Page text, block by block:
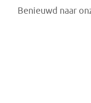
Benieuwd naar